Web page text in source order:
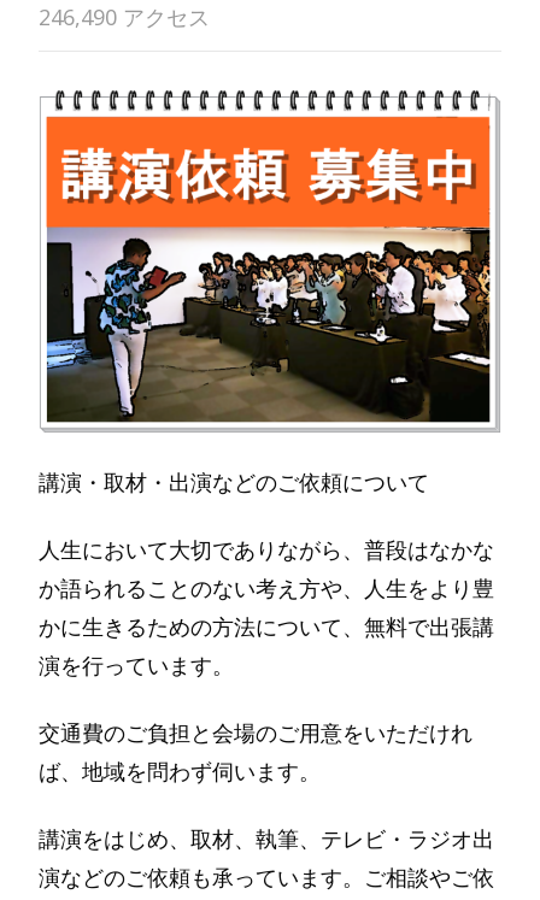
246,490 アクセス
講演・取材・出演などのご依頼について
人生において大切でありながら、普段はなかな
か語られることのない考え方や、人生をより豊
かに生きるための方法について、無料で出張講
演を行っています。
交通費のご負担と会場のご用意をいただけれ
ば、地域を問わず伺います。
講演をはじめ、取材、執筆、テレビ・ラジオ出
演などのご依頼も承っています。ご相談やご依